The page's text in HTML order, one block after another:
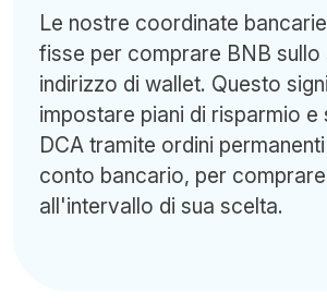
Le nostre coordinate
fisse per comprare BNB sullo
indirizzo di wallet. Questo
impostare piani di risparmio e
DCA tramite ordini
conto bancario, per
all'intervallo di sua scelta.